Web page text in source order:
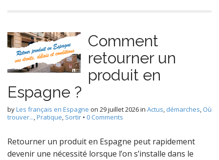
Comment
retourner un
produit en
Espagne ?
byLes français en Espagne on 29 juillet 2026in Actus, démarches, Où
trouver...,Pratique, Sortir • 0 Comments
Retourner un produit en Espagne peut rapidement
devenir une nécessité lorsque l’on s’installe dans le